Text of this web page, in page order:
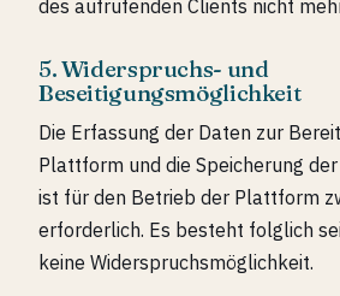
des aufrufenden Clients nicht
5. Widerspruchs- und
Beseitigungsmöglichkeit
Die Erfassung der Daten zur
Plattform und die Speicherung
ist für den Betrieb der Plattform
erforderlich. Es besteht folglich
keine Widerspruchsmöglichkeit.